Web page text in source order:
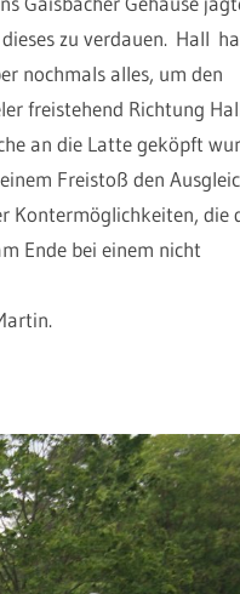
zu verdauen. Hall
nochmals alles, um den
freistehend Richtung
an die Latte geköpft
Freistoß den
Kontermöglichkeiten, die
Ende bei einem nicht